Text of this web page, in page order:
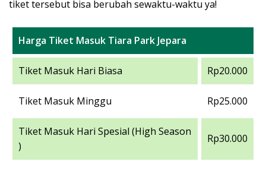
tiket tersebut bisa berubah sewaktu-waktu ya!
Harga Tiket Masuk Tiara Park Jepara
Tiket Masuk Hari Biasa Rp20.000
Tiket Masuk Minggu Rp25.000
Tiket Masuk Hari Spesial (High Season
)
Rp30.000